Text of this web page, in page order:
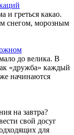
и греться какао.
снегом, морозным
до велика. В
«дружба» каждый
начинаются
на завтра?
свой досуг
для